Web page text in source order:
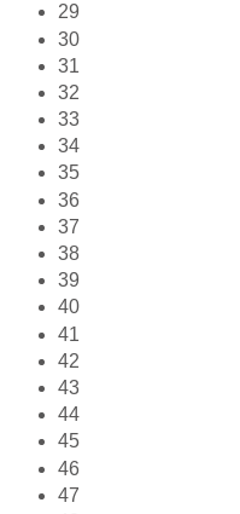
29
30
31
32
33
34
35
36
37
38
39
40
41
42
43
44
45
46
47